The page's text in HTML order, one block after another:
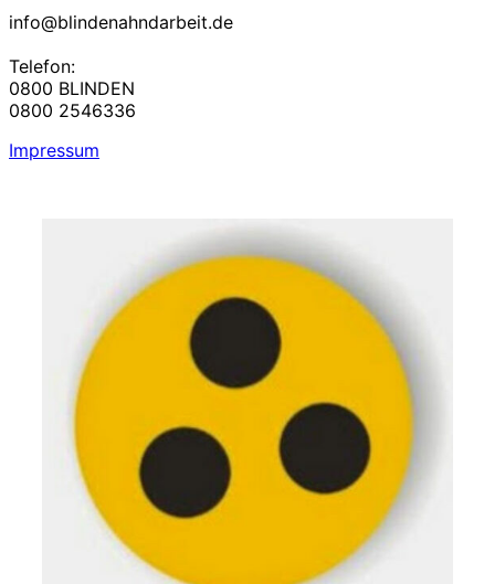
info@blindenahndarbeit.de
Telefon:
0800 BLINDEN
0800 2546336
Impressum